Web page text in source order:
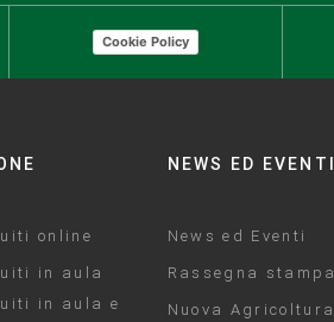
Cookie Policy
online
in aula
in aula e
NEWS ED EVENTI
News ed Eventi
Rassegna stampa
Nuova Agricoltura